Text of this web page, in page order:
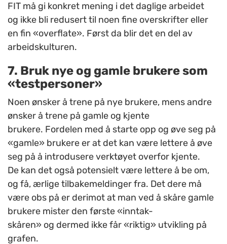
FIT må gi konkret mening i det daglige arbeidet
og ikke bli redusert til noen fine overskrifter eller
en fin «overflate». Først da blir det en del av
arbeidskulturen.
7. Bruk nye og gamle brukere som
«testpersoner»
Noen ønsker å trene på nye brukere, mens andre
ønsker å trene på gamle og kjente
brukere. Fordelen med å starte opp og øve seg på
«gamle» brukere er at det kan være lettere å øve
seg på å introdusere verktøyet overfor kjente.
De kan det også potensielt være lettere å be om,
og få, ærlige tilbakemeldinger fra. Det dere må
være obs på er derimot at man ved å skåre gamle
brukere mister den første «inntak-
skåren» og dermed ikke får «riktig» utvikling på
grafen.